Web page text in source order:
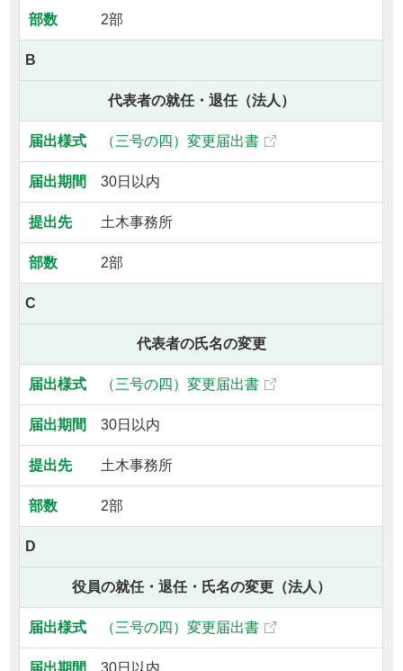
2部
B
代表者の就任・退任（法人）
（三号の四）変更届出書
30日以内
土木事務所
2部
C
代表者の氏名の変更
（三号の四）変更届出書
30日以内
土木事務所
2部
D
役員の就任・退任・氏名の変更（法人）
（三号の四）変更届出書
30日以内